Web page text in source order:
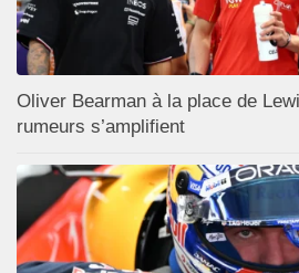
Oliver Bearman à la place de
rumeurs s’amplifient